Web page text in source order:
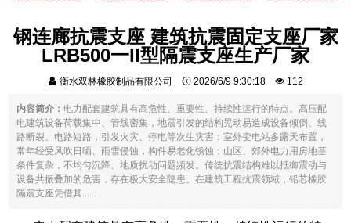
钢连廊抗震支座 建筑抗震固定支座厂家
LRB500一II型隔震支座生产厂家
衡水双林橡胶制品有限公司 2026/6/9 9:30:18 112
内容简介： 电力配套建筑具有高危性、重要性、持续性运行的特点。高压配
电建筑设备荷载集中、管线密集，地震引发的结构晃动易造成设备倾倒、线
路断裂、电路短路，引发火灾、停电等次生灾害；室外变电站多露天布置，
常年经受风吹日晒、雨雪侵蚀，构件易老化锈蚀；山区、郊外电力用房地基
条件复杂，不均匀沉降、地质扰动问题频发。传统抗震结构难以抵御震动与
设备共振叠加的危害，存在极大安全隐患。在建筑工程抗震领域，铅芯橡胶
隔震支座凭借其......